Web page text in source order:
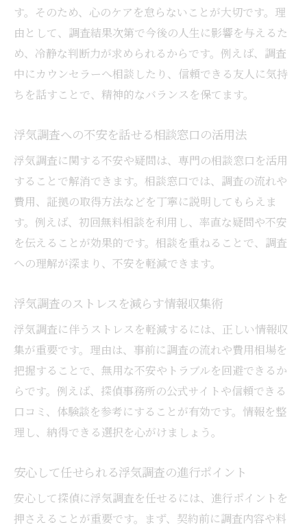
す。そのため、心のケアを怠らないことが大切です。理
由として、調査結果次第で今後の人生に影響を与えるた
め、冷静な判断力が求められるからです。例えば、調査
中にカウンセラーへ相談したり、信頼できる友人に気持
ちを話すことで、精神的なバランスを保てます。
浮気調査への不安を話せる相談窓口の活用法
浮気調査に関する不安や疑問は、専門の相談窓口を活用
することで解消できます。相談窓口では、調査の流れや
費用、証拠の取得方法などを丁寧に説明してもらえま
す。例えば、初回無料相談を利用し、率直な疑問や不安
を伝えることが効果的です。相談を重ねることで、調査
への理解が深まり、不安を軽減できます。
浮気調査のストレスを減らす情報収集術
浮気調査に伴うストレスを軽減するには、正しい情報収
集が重要です。理由は、事前に調査の流れや費用相場を
把握することで、無用な不安やトラブルを回避できるか
らです。例えば、探偵事務所の公式サイトや信頼できる
口コミ、体験談を参考にすることが有効です。情報を整
理し、納得できる選択を心がけましょう。
安心して任せられる浮気調査の進行ポイント
安心して探偵に浮気調査を任せるには、進行ポイントを
押さえることが重要です。まず、契約前に調査内容や料